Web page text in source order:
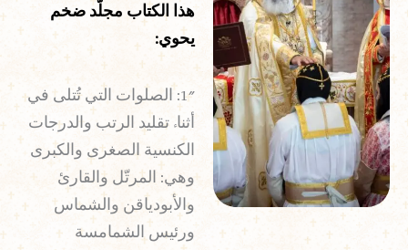
هذا الكتاب مجلّد ضخم
يحوي:
1″: الصلوات التي تُتلى في
أثناء تقليد الرتب والدرجات
الكنسية الصغرى والكبرى
وهي: المرتّل والقارئ
والأبودياقن والشماس
ورئيس الشمامسة